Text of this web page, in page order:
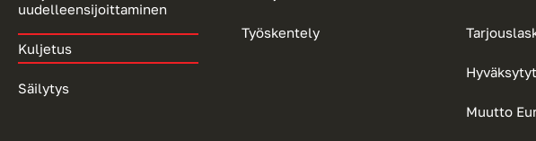
uudelleensijoittaminen
Kuljetus
Säilytys
Työskentely
Muutto